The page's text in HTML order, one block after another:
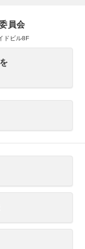
員会
ドビル8F